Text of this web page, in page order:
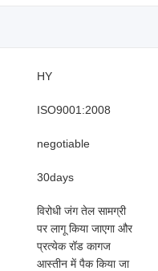
HY
ISO9001:2008
negotiable
30days
विरोधी जंग तेल सामग्री
पर लागू किया जाएगा और
प्रत्येक रॉड कागज
आस्तीन में पैक किया जा